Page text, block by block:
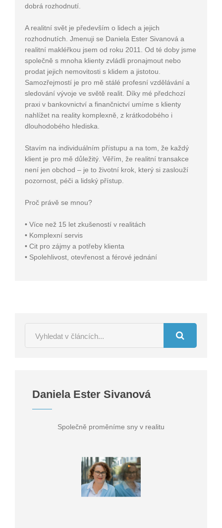
dobrá rozhodnutí.
A realitní svět je především o lidech a jejich
rozhodnutích. Jmenuji se Daniela Ester Sivanová a
realitní makléřkou jsem od roku 2011. Od té doby jsme
společně s mnoha klienty zvládli pronajmout nebo
prodat jejich nemovitosti s klidem a jistotou.
Samozřejmostí je pro mě stálé profesní vzdělávání a
sledování vývoje ve světě realit. Díky mé předchozí
praxi v bankovnictví a finančnictví umíme s klienty
nahlížet na reality komplexně, z krátkodobého i
dlouhodobého hlediska.
Stavím na individuálním přístupu a na tom, že každý
klient je pro mě důležitý. Věřím, že realitní transakce
není jen obchod – je to životní krok, který si zaslouží
pozornost, péči a lidský přístup.
Proč právě se mnou?
• Více než 15 let zkušeností v realitách
• Komplexní servis
• Cit pro zájmy a potřeby klienta
• Spolehlivost, otevřenost a férové jednání
Daniela Ester Sivanová
Společně proměníme sny v realitu